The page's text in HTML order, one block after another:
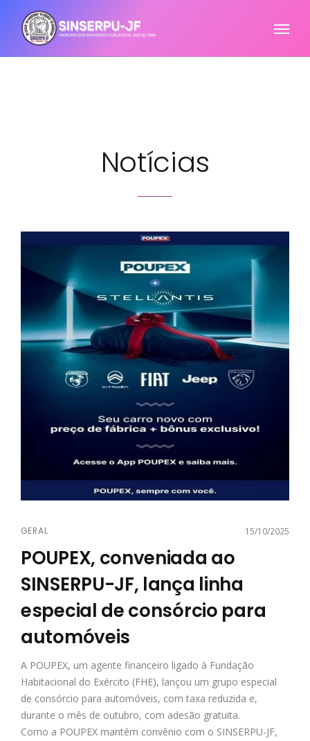
Notícias
GERAL 15/10/2025
POUPEX, conveniada ao
SINSERPU-JF, lança linha
especial de consórcio para
automóveis
A POUPEX, um agente financeiro ligado à Fundação
Habitacional do Exército (FHE), lançou um grupo especial
de consórcio para automóveis, com taxa reduzida e,
durante o mês de outubro, com adesão gratuita.
Como a POUPEX mantém convênio com o SINSERPU-JF,